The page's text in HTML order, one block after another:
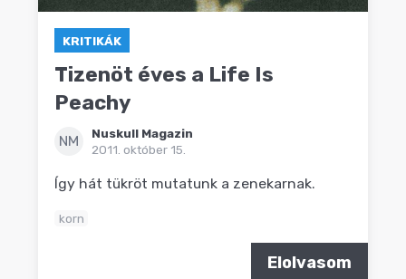
KRITIKÁK
Tizenöt éves a Life Is
Peachy
NM
Nuskull Magazin
2011. október 15.
Így hát tükröt mutatunk a zenekarnak.
korn
Elolvasom